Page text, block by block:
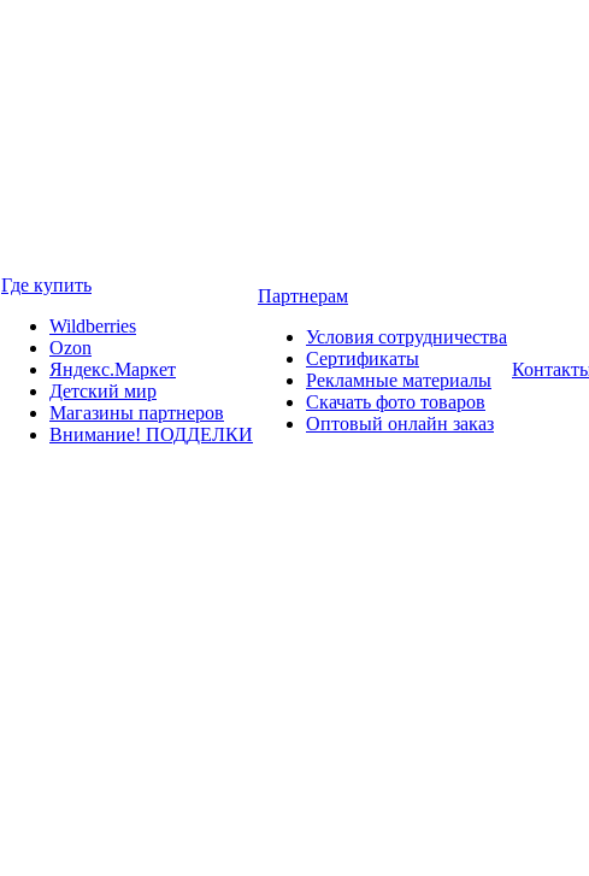
Где купить
Wildberries
Ozon
Яндекс.Маркет
Детский мир
Магазины партнеров
Внимание! ПОДДЕЛКИ
Партнерам
Условия сотрудничества
Сертификаты
Рекламные материалы
Скачать фото товаров
Оптовый онлайн заказ